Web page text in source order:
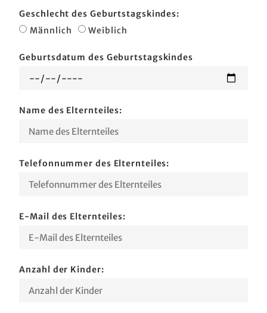
Geschlecht des Geburtstagskindes:
Männlich
Weiblich
Geburtsdatum des Geburtstagskindes
Name des Elternteiles:
Telefonnummer des Elternteiles:
E-Mail des Elternteiles:
Anzahl der Kinder: